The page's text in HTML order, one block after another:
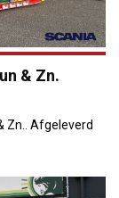
& Zn.
Zn.. Afgeleverd